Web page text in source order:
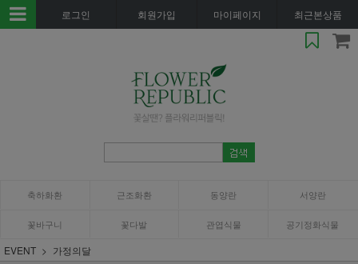
로그인 회원가입 마이페이지 최근본상품
축하화환 근조화환 동양란 서양란
꽃바구니 꽃다발 관엽식물 공기정화식물
EVENT 가정의달